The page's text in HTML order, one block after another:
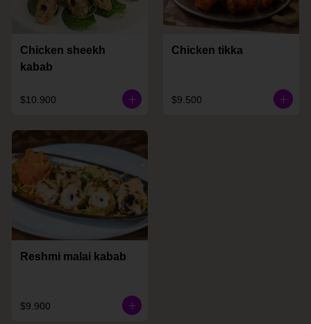
Chicken sheekh
kabab
$10.900
Chicken tikka
$9.500
Reshmi malai kabab
$9.900